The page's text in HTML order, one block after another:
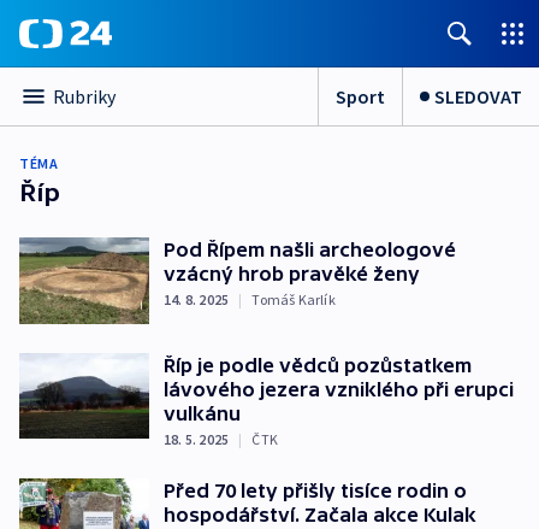
Rubriky Sport SLEDOVAT
TÉMA
Říp
Pod Řípem našli archeologové
vzácný hrob pravěké ženy
14. 8. 2025 | Tomáš Karlík
Říp je podle vědců pozůstatkem
lávového jezera vzniklého při erupci
vulkánu
18. 5. 2025 | ČTK
Před 70 lety přišly tisíce rodin o
hospodářství. Začala akce Kulak